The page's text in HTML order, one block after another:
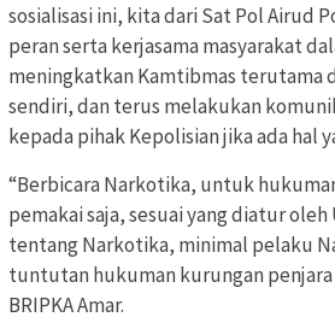
sosialisasi ini, kita dari Sat Pol Airud
peran serta kerjasama masyarakat
meningkatkan Kamtibmas terutama
sendiri, dan terus melakukan
kepada pihak Kepolisian jika ada hal
“Berbicara Narkotika, untuk
pemakai saja, sesuai yang diatur
tentang Narkotika, minimal pelaku
tuntutan hukuman kurungan penjara
BRIPKA Amar.